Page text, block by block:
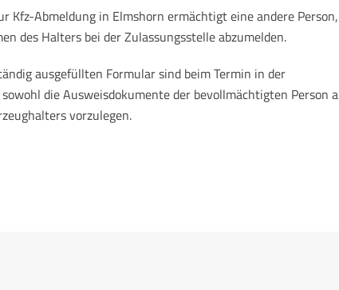
Kfz-Abmeldung in Elmshorn ermächtigt eine andere
des Halters bei der Zulassungsstelle abzumelden.
ausgefüllten Formular sind beim Termin in der
die Ausweisdokumente der bevollmächtigten Person
vorzulegen.